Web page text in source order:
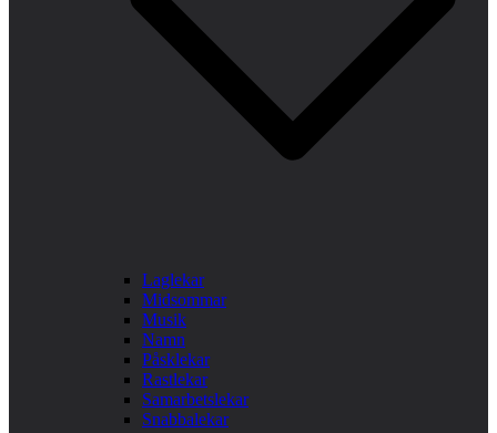
Laglekar
Midsommar
Musik
Namn
Påsklekar
Rastlekar
Samarbetslekar
Snabbalekar